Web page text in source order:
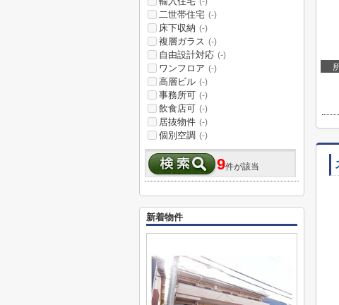
二世帯住宅 (-)
床下収納 (-)
複層ガラス (-)
自由設計対応 (-)
ワンフロア (-)
高層ビル (-)
事務所可 (-)
飲食店可 (-)
居抜物件 (-)
個別空調 (-)
9件が該当
新着物件